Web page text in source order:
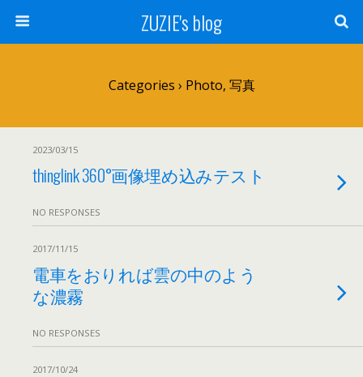
ZUZIE's blog
Categories › Photo, 写真
2023/03/15
thinglink 360°画像埋め込みテスト
NO RESPONSES
2017/11/15
電車をおりれば雲の中のよう
な濃霧
NO RESPONSES
2017/10/24